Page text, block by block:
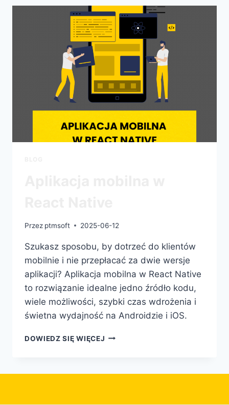
Przez ptmsoft 2025-06-12
Szukasz sposobu, by dotrzeć do klientów
mobilnie i nie przepłacać za dwie wersje
aplikacji? Aplikacja mobilna w React Native
to rozwiązanie idealne jedno źródło kodu,
wiele możliwości, szybki czas wdrożenia i
świetna wydajność na Androidzie i iOS.
DOWIEDZ SIĘ WIĘCEJ